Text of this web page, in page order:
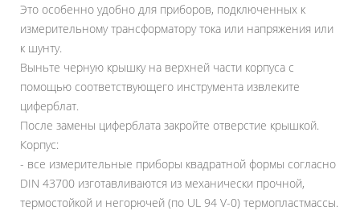
Это особенно удобно для приборов, подключенных к
измерительному трансформатору тока или напряжения или
к шунту.
Выньте черную крышку на верхней части корпуса с
помощью соответствующего инструмента извлеките
циферблат.
После замены циферблата закройте отверстие крышкой.
Корпус:
- все измерительные приборы квадратной формы согласно
DIN 43700 изготавливаются из механически прочной,
термостойкой и негорючей (по UL 94 V-0) термопластмассы.